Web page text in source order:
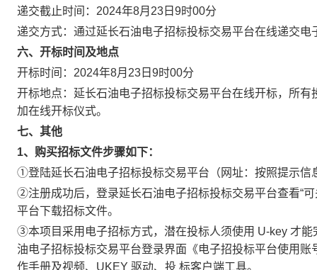
递交截止时间：2024年8月23日9时00分
递交方式：通过延长石油电子招标投标交易平台在线递交电
六、开标时间及地点
开标时间：2024年8月23日9时00分
开标地点：延长石油电子招标投标交易平台在线开标，所
加在线开标仪式。
七、 其他
1、购买招标文件步骤如下：
①登陆延长石油电子招标投标交易平台（网址：按照提示信
②注册成功后，登录延长石油电子招标投标交易平台查看“
平台下载招标文件。
③本项目采用电子招标方式，潜在投标人须使用 U-key 才
油电子招标投标交易平台登录界面《电子招投标平台使用
作手册及视频、UKEY 驱动、投 标客户端工具。